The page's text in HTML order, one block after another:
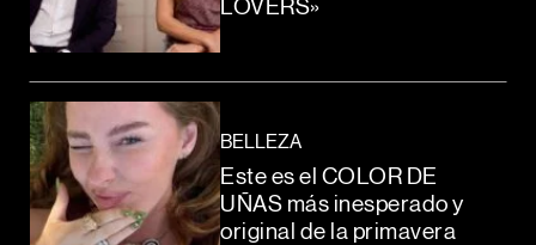
LOVERS»
BELLEZA
Este es el COLOR DE
UÑAS más inesperado y
original de la primavera